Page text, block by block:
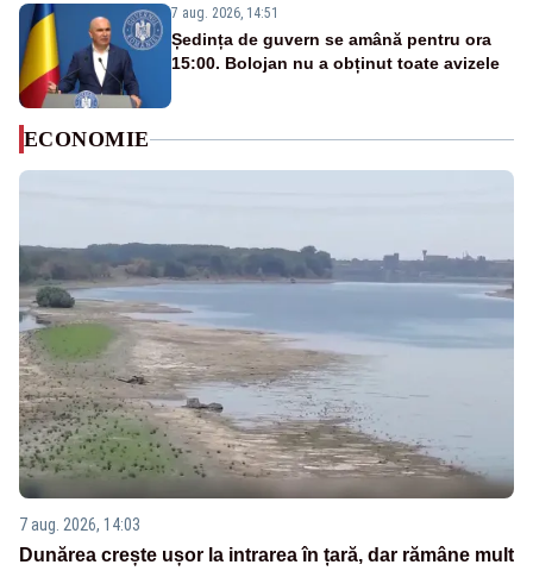
7 aug. 2026, 14:51
Ședința de guvern se amână pentru ora
15:00. Bolojan nu a obținut toate avizele
ECONOMIE
7 aug. 2026, 14:03
Dunărea crește ușor la intrarea în țară, dar rămâne mult